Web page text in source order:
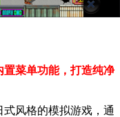
菜单功能，打造纯净
式风格的模拟游戏，通